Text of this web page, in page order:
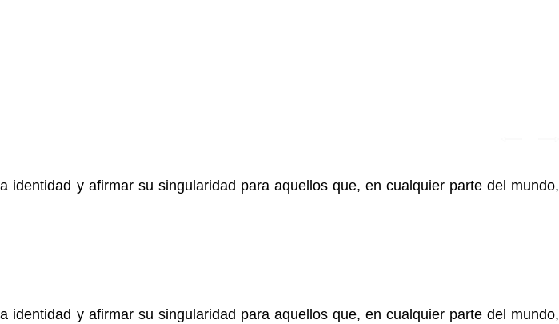
y afirmar su singularidad para aquellos que, en cualquier parte del mundo,
y afirmar su singularidad para aquellos que, en cualquier parte del mundo,